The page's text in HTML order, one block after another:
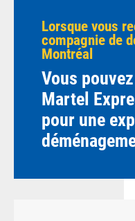
Lorsque vous
compagnie de
Montréal
Vous
Martel
pour une